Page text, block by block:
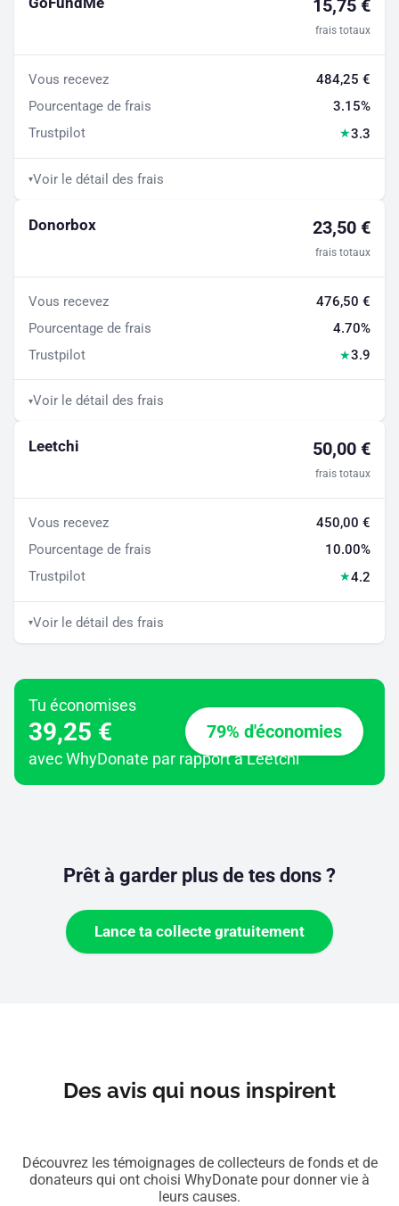
15,75 €
frais totaux
Vous recevez
484,25 €
Pourcentage de frais
3.15%
Trustpilot
★3.3
▾Voir le détail des frais
Donorbox 23,50 €
frais totaux
Vous recevez
476,50 €
Pourcentage de frais
4.70%
Trustpilot
★3.9
▾Voir le détail des frais
Leetchi 50,00 €
frais totaux
Vous recevez
450,00 €
Pourcentage de frais
10.00%
Trustpilot
★4.2
▾Voir le détail des frais
Tu économises
39,25 €
avec WhyDonate par rapport à Leetchi
79% d'économies
Prêt à garder plus de tes dons ?
Lance ta collecte gratuitement
Des avis qui nous inspirent
Découvrez les témoignages de collecteurs de fonds et de
donateurs qui ont choisi WhyDonate pour donner vie à
leurs causes.